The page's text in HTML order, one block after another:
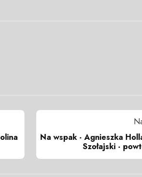
Na wspak - Agnieszka
Szołajski -